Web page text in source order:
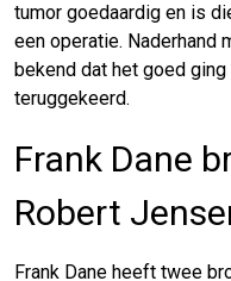
tumor goedaardig en is
een operatie. Naderhand
bekend dat het goed
teruggekeerd.
Frank Dane
Robert
Frank Dane heeft twee